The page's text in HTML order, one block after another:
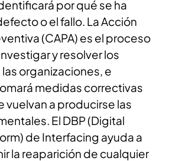
por qué se ha
o el fallo. La Acción
(CAPA) es el proceso
y resolver los
organizaciones, e
medidas correctivas
vuelvan a producirse las
El DBP (Digital
de Interfacing ayuda a
la reaparición de cualquier